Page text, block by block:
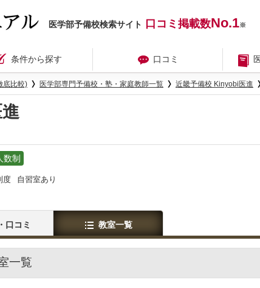
医学部予備校検索サイト 口コミ掲載数No.1※
条件から探す 口コミ
底比較) 医学部専門予備校・塾・家庭教師一覧 近畿予備校 Kinyobi医進
数制
度 自習室あり
口コミ 教室一覧
一覧